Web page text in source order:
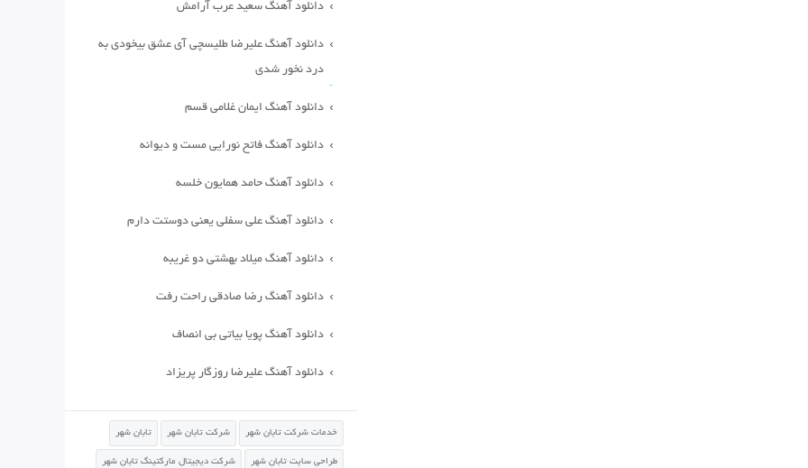
دانلود آهنگ سعید عرب آرامش
دانلود آهنگ علیرضا طلیسچی آی عشق بیخودی به
درد نخور شدی
دانلود آهنگ ایمان غلامی قسم
دانلود آهنگ فاتح نورایی مست و دیوانه
دانلود آهنگ حامد همایون خلسه
دانلود آهنگ علی سفلی یعنی دوستت دارم
دانلود آهنگ میلاد بهشتی دو غریبه
دانلود آهنگ رضا صادقی راحت رفت
دانلود آهنگ پویا بیاتی بی انصاف
دانلود آهنگ علیرضا روزگار پریزاد
خدمات شرکت تابان شهر شرکت تابان شهر تابان شهر
طراحی سایت تابان شهر شرکت دیجیتال مارکتینگ تابان شهر